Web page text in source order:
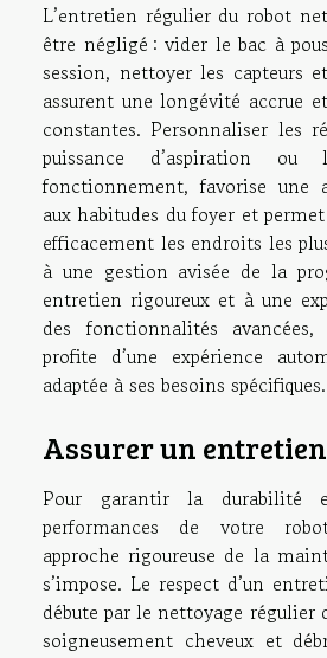
L’entretien régulier du robot
être négligé : vider le bac à
session, nettoyer les capteurs
assurent une longévité accrue
constantes. Personnaliser les
puissance d’aspiration
fonctionnement, favorise une
aux habitudes du foyer et
efficacement les endroits les
à une gestion avisée de la
entretien rigoureux et à une
des fonctionnalités
profite d’une expérience
adaptée à ses besoins spécifiques.
Assurer un
Pour garantir la durabilité
performances de votre
approche rigoureuse de la
s’impose. Le respect d’un
débute par le nettoyage régulier
soigneusement cheveux et